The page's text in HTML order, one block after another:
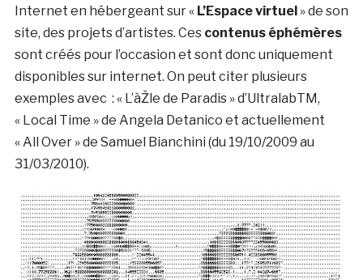
Internet en hébergeant sur « L’Espace virtuel » de son
site, des projets d’artistes. Ces contenus éphémères
sont créés pour l’occasion et sont donc uniquement
disponibles sur internet. On peut citer plusieurs
exemples avec : « L’àŽle de Paradis » d’UltralabTM,
« Local Time » de Angela Detanico et actuellement
« All Over » de Samuel Bianchini (du 19/10/2009 au
31/03/2010).